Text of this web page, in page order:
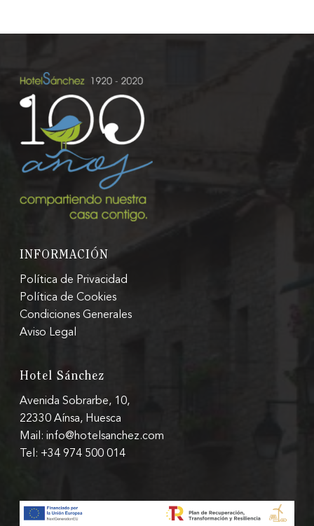
INFORMACIÓN
Política de Privacidad
Política de Cookies
Condiciones Generales
Aviso Legal
Hotel Sánchez
Avenida Sobrarbe, 10,
22330 Aínsa, Huesca
Mail: info@hotelsanchez.com
Tel: +34 974 500 014